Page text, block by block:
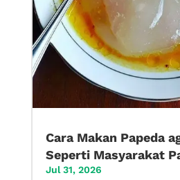
Cara Makan Papeda
Seperti Masyarakat
Jul 31, 2026